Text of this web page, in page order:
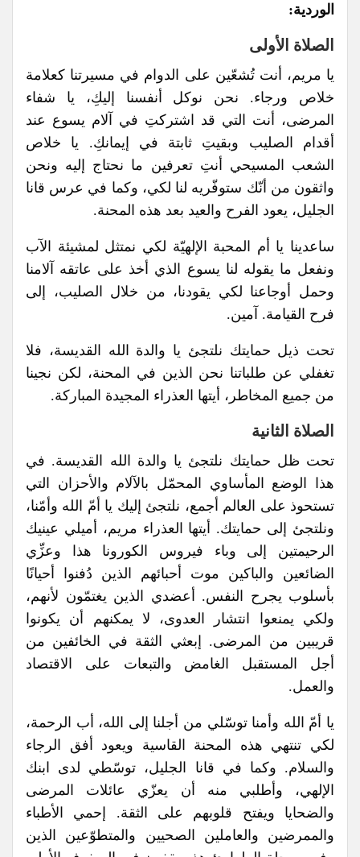
الوردية:
الصلاة الأولى
يا مريم، أنت تُشعّين على الدوام في مسيرتنا كعلامة
خلاص ورجاء. نحن نوكل أنفسنا إليكِ، يا شفاء
المرضى، أنت التي قد اشتركتِ في آلام يسوع عند
أقدام الصليب وبقيتِ ثابتة في إيمانكِ. يا خلاص
الشعب المسيحي أنتِ تعرفين ما نحتاج إليه ونحن
واثقون من أنّك ستوفّريه لنا لكي، وكما في عرس قانا
الجليل، يعود الفرح والعيد بعد هذه المحنة.
ساعدينا يا أم المحبة الإلهيّة لكي نمتثل لمشيئة الآب
ونفعل ما يقوله لنا يسوع الذي أخذ على عاتقه آلامنا
وحمل أوجاعنا لكي يقودنا، من خلال الصليب، إلى
فرح القيامة. آمين.
تحت ذيل حمايتك نلتجئ يا والدة الله القديسة، فلا
تغفلي عن طلباتنا نحن الذين في المحنة، لكن نجينا
من جميع المخاطر، أيتها العذراء المجيدة المباركة.
الصلاة الثانية
تحت ظل حمايتك نلتجئ يا والدة الله القديسة. في
هذا الوضع المأساوي المحمّل بالآلام والأحزان التي
تستحوذ على العالم أجمع، نلتجئ إليك يا أمّ الله وأمّنا،
ونلتجئ إلى حمايتك. أيتها العذراء مريم، أميلي عينيك
الرحيمتين إلى وباء فيروس الكورونا هذا وعزِّي
الضائعين والباكين موت أحبائهم الذين دُفنوا أحيانًا
بأسلوب يجرح النفس. أعضدي الذين يغتمّون لأنهم،
ولكي يمنعوا انتشار العدوى، لا يمكنهم أن يكونوا
قريبين من المرضى. إبعثي الثقة في الخائفين من
أجل المستقبل الغامض والتبعات على الاقتصاد
والعمل.
يا أمّ الله وأمنا توسّلي من أجلنا إلى الله، أب الرحمة،
لكي تنتهي هذه المحنة القاسية ويعود أفق الرجاء
والسلام. وكما في قانا الجليل، توسّطي لدى ابنك
الإلهي، وأطلبي منه أن يعزّي عائلات المرضى
والضحايا ويفتح قلوبهم على الثقة. إحمي الأطباء
والممرضين والعاملين الصحيين والمتطوّعين الذين